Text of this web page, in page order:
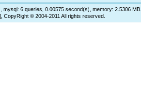
mysql: 6 queries, 0.00575 second(s), memory: 2.5306 MB.
CopyRight © 2004-2011 All rights reserved.